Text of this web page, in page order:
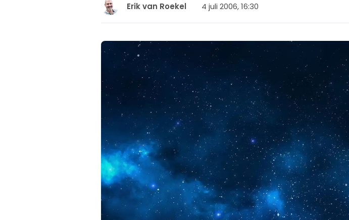
Erik van Roekel 4 juli 2006, 16:30